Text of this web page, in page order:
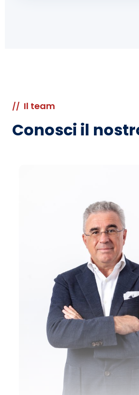
// Il team
Conosci il